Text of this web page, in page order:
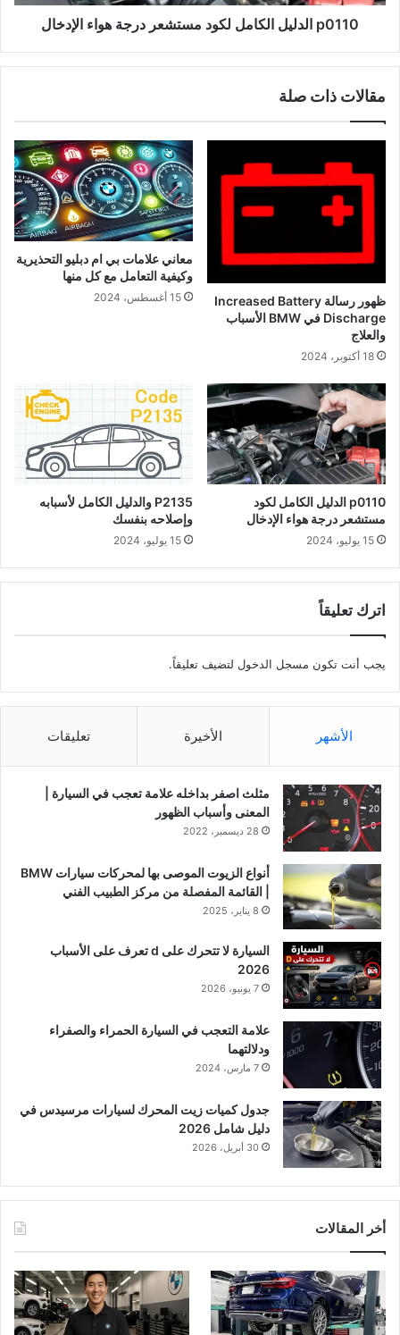
p0110 الدليل الكامل لكود مستشعر درجة هواء الإدخال
مقالات ذات صلة
ظهور رسالة Increased Battery
Discharge في BMW الأسباب
والعلاج
18 أكتوبر، 2024
معاني علامات بي ام دبليو التحذيرية
وكيفية التعامل مع كل منها
15 أغسطس، 2024
p0110 الدليل الكامل لكود
مستشعر درجة هواء الإدخال
15 يوليو، 2024
P2135 والدليل الكامل لأسبابه
وإصلاحه بنفسك
15 يوليو، 2024
اترك تعليقاً
يجب أنت تكون مسجل الدخول لتضيف تعليقاً.
الأشهر الأخيرة تعليقات
مثلث اصفر بداخله علامة تعجب في السيارة |
المعنى وأسباب الظهور
28 ديسمبر، 2022
أنواع الزيوت الموصى بها لمحركات سيارات BMW
| القائمة المفصلة من مركز الطبيب الفني
8 يناير، 2025
السيارة لا تتحرك على d تعرف على الأسباب
2026
7 يونيو، 2026
علامة التعجب في السيارة الحمراء والصفراء
ودلالتهما
7 مارس، 2024
جدول كميات زيت المحرك لسيارات مرسيدس في
دليل شامل 2026
30 أبريل، 2026
أخر المقالات